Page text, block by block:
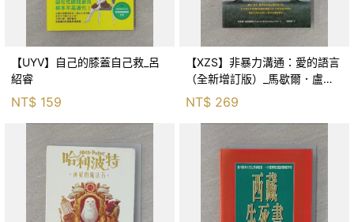
【UYV】自己的膝蓋自己救_呂
紹睿
NT$ 159
【XZS】非暴力溝通：愛的語言
（全新增訂版）_馬歇爾．盧森
堡, 蕭寶森
NT$ 269